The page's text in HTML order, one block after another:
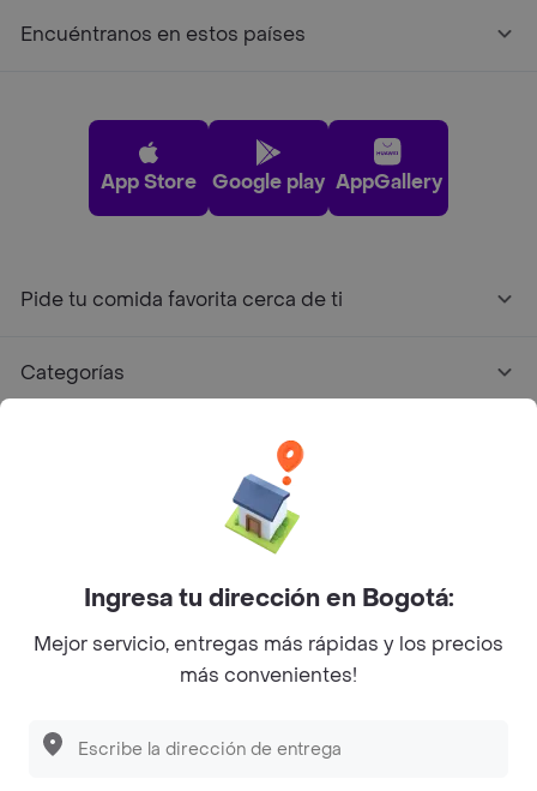
Encuéntranos en estos países
App Store Google play AppGallery
Pide tu comida favorita cerca de ti
Categorías
Facebook
Twitter
Instagram
©2026Rappi Inc. All rights reserved.
Ingresa tu dirección en Bogotá:
Mejor servicio, entregas más rápidas y los precios
más convenientes!